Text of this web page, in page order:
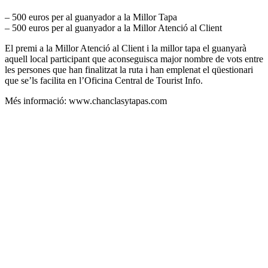
– 500 euros per al guanyador a la Millor Tapa
– 500 euros per al guanyador a la Millor Atenció al Client
El premi a la Millor Atenció al Client i la millor tapa el guanyarà
aquell local participant que aconseguisca major nombre de vots entre
les persones que han finalitzat la ruta i han emplenat el qüestionari
que se’ls facilita en l’Oficina Central de Tourist Info.
Més informació: www.chanclasytapas.com